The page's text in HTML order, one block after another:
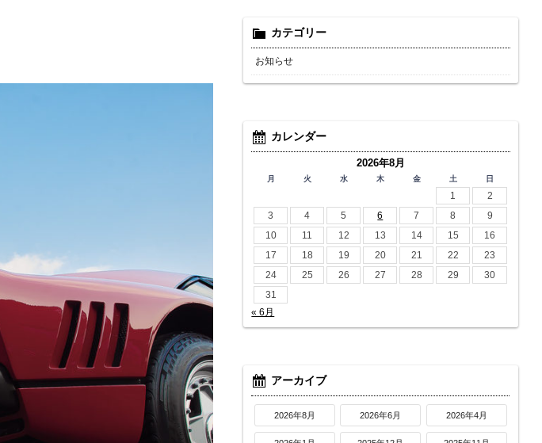
カテゴリー
お知らせ
カレンダー
2026年8月
月 火 水 木 金 土 日
1
2
3
4 5 6 7 8
9
10
11 12 13 14 15
16
17
18 19 20 21 22
23
24
25 26 27 28 29
30
31
« 6月
アーカイブ
2026年8月 2026年6月 2026年4月